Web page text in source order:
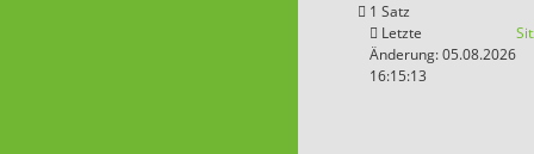
1 Satz
Letzte
Änderung: 05.08.2026
16:15:13